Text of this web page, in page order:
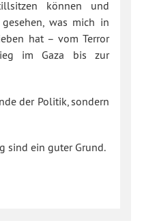
können und
was mich in
hat – vom Terror
im Gaza bis zur
der Politik, sondern
sind ein guter Grund.